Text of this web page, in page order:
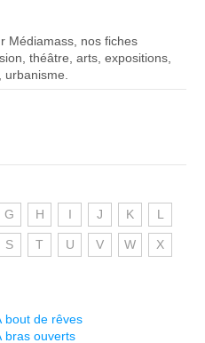
Médiamass, nos fiches
théâtre, arts, expositions,
G H I J K L
S T U V W X
bout de rêves
bras ouverts